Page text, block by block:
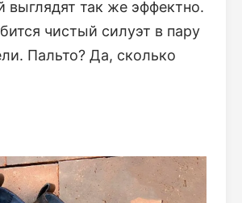
выглядят так же эффектно.
чистый силуэт в пару
Пальто? Да, сколько